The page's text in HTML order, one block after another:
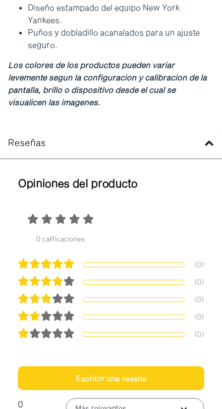
Diseño estampado del equipo New York
Yankees.
Puños y dobladillo acanalados para un ajuste
seguro.
Los colores de los productos pueden variar
levemente segun la configuracion y calibracion de la
pantalla, brillo o dispositivo desde el cual se
visualicen las imagenes.
Reseñas
Opiniones del producto
0 calificaciones
(0)
(0)
(0)
(0)
(0)
Escribir una reseña
0